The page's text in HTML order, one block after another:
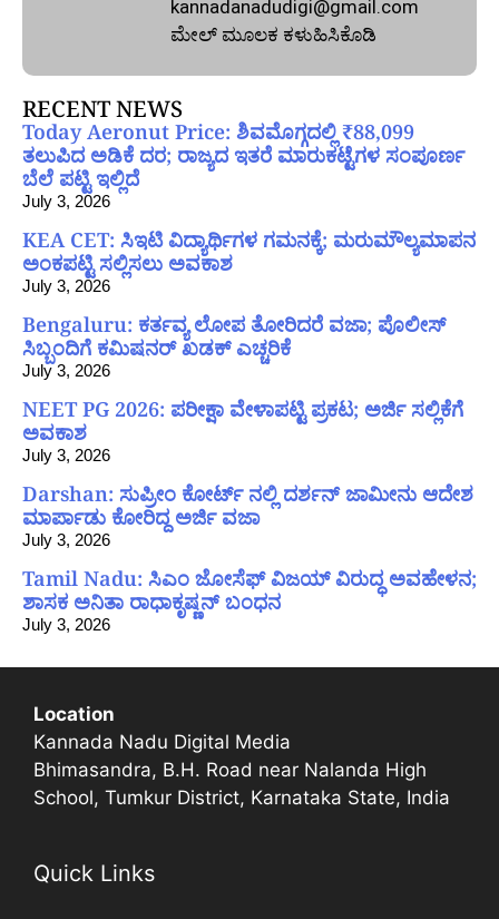
kannadanadudigi@gmail.com
ಮೇಲ್‌ ಮೂಲಕ ಕಳುಹಿಸಿಕೊಡಿ
RECENT NEWS
Today Aeronut Price: ಶಿವಮೊಗ್ಗದಲ್ಲಿ ₹88,099
ತಲುಪಿದ ಅಡಿಕೆ ದರ; ರಾಜ್ಯದ ಇತರೆ ಮಾರುಕಟ್ಟೆಗಳ ಸಂಪೂರ್ಣ
ಬೆಲೆ ಪಟ್ಟಿ ಇಲ್ಲಿದೆ
July 3, 2026
KEA CET: ಸಿಇಟಿ ವಿದ್ಯಾರ್ಥಿಗಳ ಗಮನಕ್ಕೆ; ಮರುಮೌಲ್ಯಮಾಪನ
ಅಂಕಪಟ್ಟಿ ಸಲ್ಲಿಸಲು ಅವಕಾಶ
July 3, 2026
Bengaluru: ಕರ್ತವ್ಯ ಲೋಪ ತೋರಿದರೆ ವಜಾ; ಪೊಲೀಸ್
ಸಿಬ್ಬಂದಿಗೆ ಕಮಿಷನರ್ ಖಡಕ್ ಎಚ್ಚರಿಕೆ
July 3, 2026
NEET PG 2026: ಪರೀಕ್ಷಾ ವೇಳಾಪಟ್ಟಿ ಪ್ರಕಟ; ಅರ್ಜಿ ಸಲ್ಲಿಕೆಗೆ
ಅವಕಾಶ
July 3, 2026
Darshan: ಸುಪ್ರೀಂ ಕೋರ್ಟ್ ನಲ್ಲಿ ದರ್ಶನ್ ಜಾಮೀನು ಆದೇಶ
ಮಾರ್ಪಾಡು ಕೋರಿದ್ದ ಅರ್ಜಿ ವಜಾ
July 3, 2026
Tamil Nadu: ಸಿಎಂ ಜೋಸೆಫ್ ವಿಜಯ್ ವಿರುದ್ಧ ಅವಹೇಳನ;
ಶಾಸಕ ಅನಿತಾ ರಾಧಾಕೃಷ್ಣನ್ ಬಂಧನ
July 3, 2026
Location
Kannada Nadu Digital Media
Bhimasandra, B.H. Road near Nalanda High
School, Tumkur District, Karnataka State, India
Quick Links